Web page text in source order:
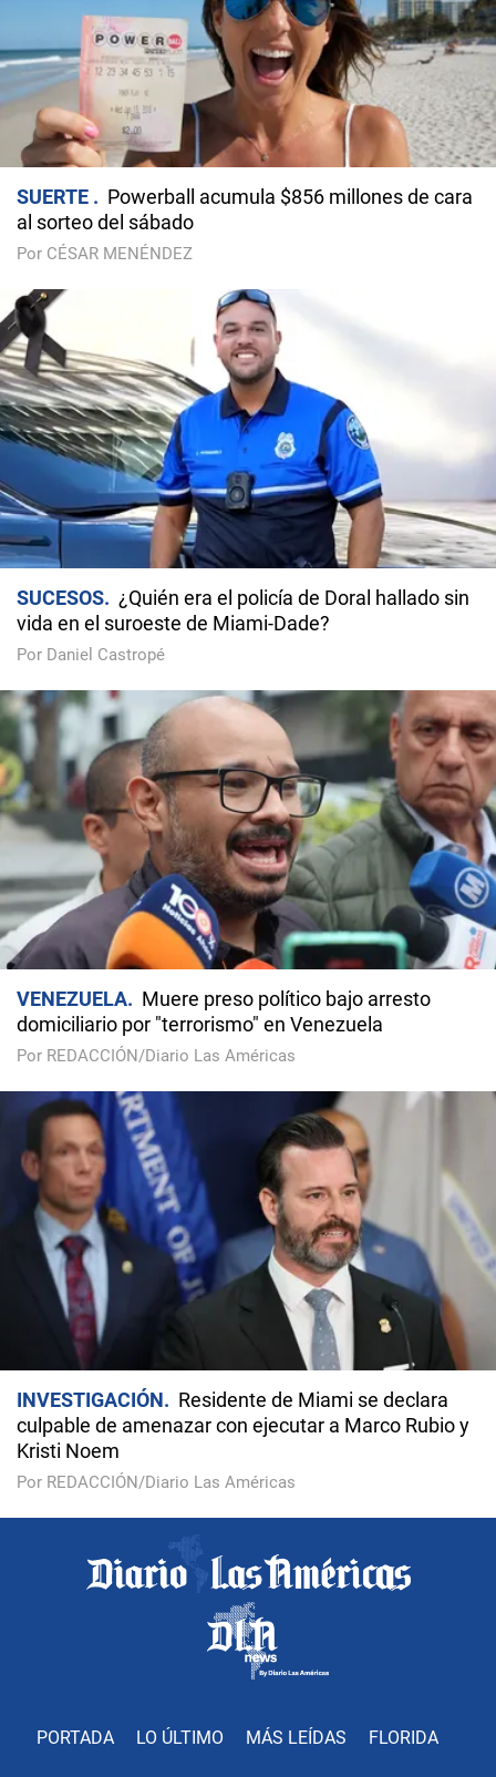
SUERTE
Powerball acumula $856 millones de cara
al sorteo del sábado
Por CÉSAR MENÉNDEZ
SUCESOS
¿Quién era el policía de Doral hallado sin
vida en el suroeste de Miami-Dade?
Por Daniel Castropé
VENEZUELA
Muere preso político bajo arresto
domiciliario por "terrorismo" en Venezuela
Por REDACCIÓN/Diario Las Américas
INVESTIGACIÓN
Residente de Miami se declara
culpable de amenazar con ejecutar a Marco Rubio y
Kristi Noem
Por REDACCIÓN/Diario Las Américas
PORTADA LO ÚLTIMO MÁS LEÍDAS FLORIDA